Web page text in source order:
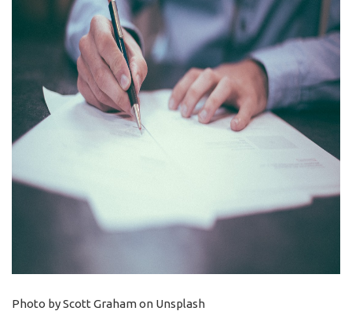
Photo by Scott Graham on Unsplash